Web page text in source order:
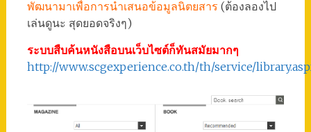
พัฒนามาเพื่อการนำเสนอข้อมูลนิตยสาร (ต้องลองไป
เล่นดูนะ สุดยอดจริงๆ)
ระบบสืบค้นหนังสือบนเว็บไซต์ก็ทันสมัยมากๆ
http://www.scgexperience.co.th/th/service/